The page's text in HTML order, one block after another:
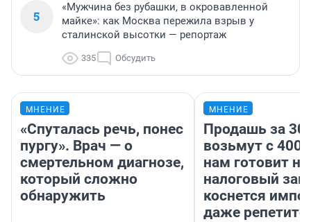
5
«Мужчина без рубашки, в окровавленной
майке»: как Москва пережила взрыв у
сталинской высотки — репортаж
335 Обсудить
МНЕНИЕ
«Спуталась речь, понес
пургу». Врач — о
смертельном диагнозе,
который сложно
обнаружить
МНЕНИЕ
Продашь за
возьмут с
нам готовит
налоговый
коснется
даже